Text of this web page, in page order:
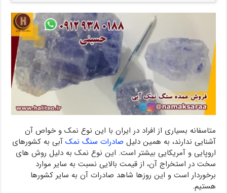
متاسفانه بسیاری از افراد در ایران با این نوع نمک و خواص آن
آشنایی ندارند، به همین دلیل صادرات سنگ نمک آبی به کشورهای
اروپایی و آمریکایی بیشتر است. این نوع نمک به دلیل روش های
سخت در استخراج آن، از قیمت بالایی نسبت به سایر موارد
برخوردار است و این روزها شاهد صادرات آن به سایر کشورها
هستیم.